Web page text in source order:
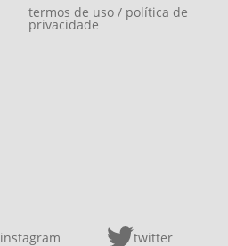
termos de uso / política de
privacidade
instagram twitter